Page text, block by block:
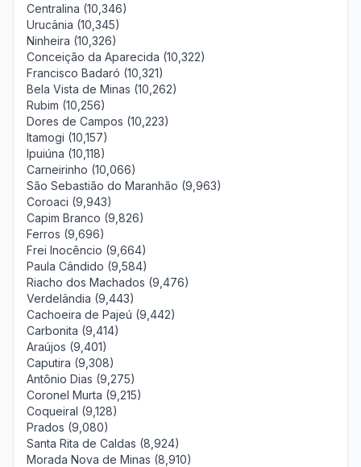
Centralina (10,346)
Urucânia (10,345)
Ninheira (10,326)
Conceição da Aparecida (10,322)
Francisco Badaró (10,321)
Bela Vista de Minas (10,262)
Rubim (10,256)
Dores de Campos (10,223)
Itamogi (10,157)
Ipuiúna (10,118)
Carneirinho (10,066)
São Sebastião do Maranhão (9,963)
Coroaci (9,943)
Capim Branco (9,826)
Ferros (9,696)
Frei Inocêncio (9,664)
Paula Cândido (9,584)
Riacho dos Machados (9,476)
Verdelândia (9,443)
Cachoeira de Pajeú (9,442)
Carbonita (9,414)
Araújos (9,401)
Caputira (9,308)
Antônio Dias (9,275)
Coronel Murta (9,215)
Coqueiral (9,128)
Prados (9,080)
Santa Rita de Caldas (8,924)
Morada Nova de Minas (8,910)